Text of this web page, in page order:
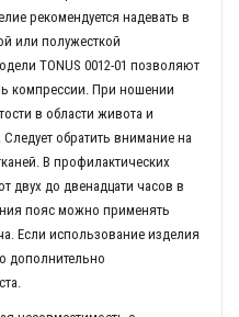
рекомендуется надевать в
или полужесткой
ТONUS 0012-01 позволяют
компрессии. При ношении
в области живота и
обратить внимание на
В профилактических
двух до двенадцати часов в
пояс можно применять
Если использование изделия
дополнительно